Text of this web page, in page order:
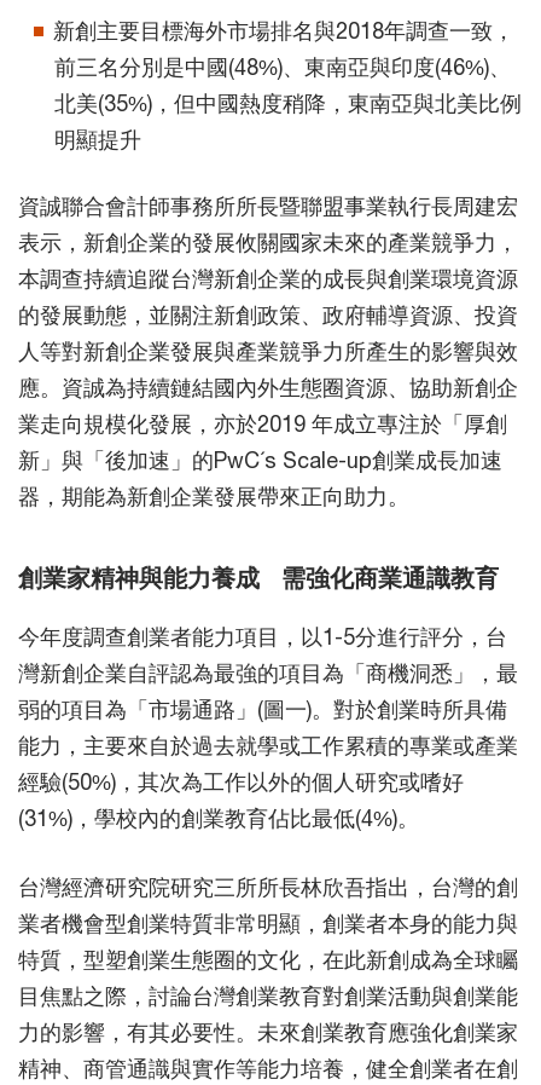
新創主要目標海外市場排名與2018年調查一致，
前三名分別是中國(48%)、東南亞與印度(46%)、
北美(35%)，但中國熱度稍降，東南亞與北美比例
明顯提升
資誠聯合會計師事務所所長暨聯盟事業執行長周建宏
表示，新創企業的發展攸關國家未來的產業競爭力，
本調查持續追蹤台灣新創企業的成長與創業環境資源
的發展動態，並關注新創政策、政府輔導資源、投資
人等對新創企業發展與產業競爭力所產生的影響與效
應。資誠為持續鏈結國內外生態圈資源、協助新創企
業走向規模化發展，亦於2019 年成立專注於「厚創
新」與「後加速」的PwC´s Scale-up創業成長加速
器，期能為新創企業發展帶來正向助力。
創業家精神與能力養成 需強化商業通識教育
今年度調查創業者能力項目，以1-5分進行評分，台
灣新創企業自評認為最強的項目為「商機洞悉」，最
弱的項目為「市場通路」(圖一)。對於創業時所具備
能力，主要來自於過去就學或工作累積的專業或產業
經驗(50%)，其次為工作以外的個人研究或嗜好
(31%)，學校內的創業教育佔比最低(4%)。
台灣經濟研究院研究三所所長林欣吾指出，台灣的創
業者機會型創業特質非常明顯，創業者本身的能力與
特質，型塑創業生態圈的文化，在此新創成為全球矚
目焦點之際，討論台灣創業教育對創業活動與創業能
力的影響，有其必要性。未來創業教育應強化創業家
精神、商管通識與實作等能力培養，健全創業者在創